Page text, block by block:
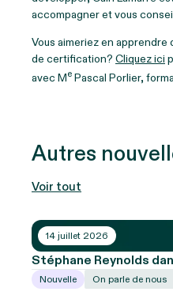
accompagner et vous
Vous aimeriez en apprendre
de certification? Cliquez ici
avec Me Pascal Porlier,
Autres
Voir tout
14 juillet 2026
Stéphane Reynolds
Nouvelle On parle de nous